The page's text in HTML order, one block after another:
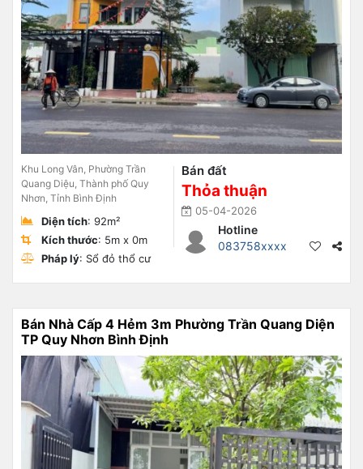
Khu Long Vân, Phường Trần
Quang Diệu, Thành phố Quy
Nhơn, Tỉnh Bình Định
Diện tích: 92m²
Kích thước: 5m x 0m
Pháp lý: Sổ đỏ thổ cư
Bán đất
Thỏa thuận
05-04-2026
Hotline
083758xxxx
Bán Nhà Cấp 4 Hẻm 3m Phường Trần Quang Diện
TP Quy Nhơn Bình Định